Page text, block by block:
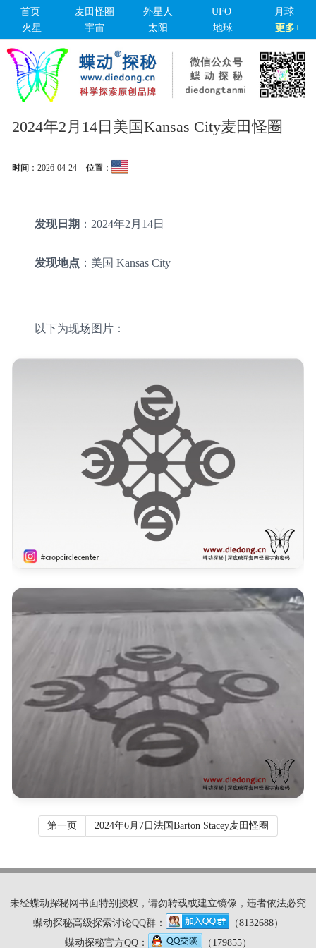
首页 麦田怪圈 外星人 UFO
月球
火星
宇宙 太阳 地球 更多+
2024年2月14日美国Kansas City麦田怪圈
时间： 2026-04-24 位置：
发现日期 ：2024年2月14日
发现地点 ：美国 Kansas City
以下为现场图片：
第一页 2024年6月7日法国Barton Stacey麦田怪圈
未经蝶动探秘网书面特别授权，请勿转载或建立镜像，违者依法必究
蝶动探秘高级探索讨论QQ群：
（8132688）
蝶动探秘官方QQ：
（ 179855）